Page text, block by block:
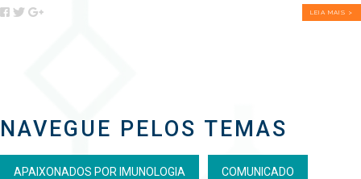
LEIA MAIS >
NAVEGUE PELOS TEMAS
APAIXONADOS POR IMUNOLOGIA COMUNICADO